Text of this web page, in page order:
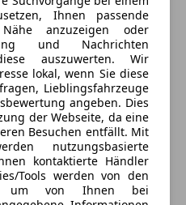
Ihnen passende
anzuzeigen oder
und Nachrichten
auszuwerten. Wir
lokal, wenn Sie diese
Lieblingsfahrzeuge
angeben. Dies
der Webseite, da eine
Besuchen entfällt. Mit
nutzungsbasierte
kontaktierte Händler
Tools werden von den
um von Ihnen bei